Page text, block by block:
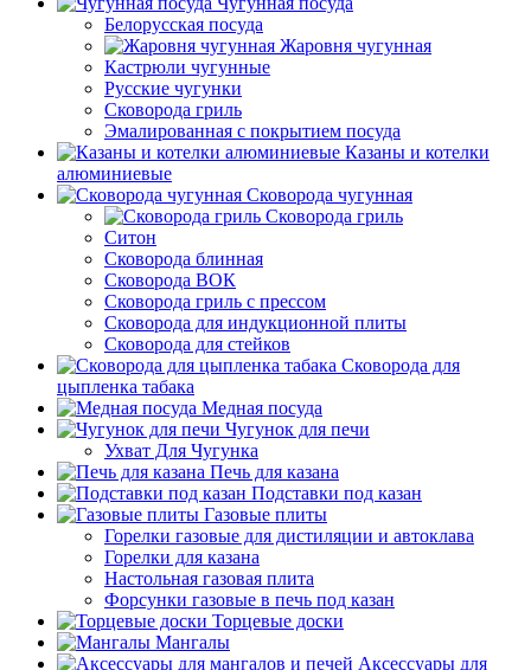
Белорусская посуда
Жаровня чугунная
Кастрюли чугунные
Русские чугунки
Сковорода гриль
Эмалированная с покрытием посуда
Казаны и котелки
алюминиевые
Сковорода чугунная
Сковорода гриль
Ситон
Сковорода блинная
Сковорода ВОК
Сковорода гриль с прессом
Сковорода для индукционной плиты
Сковорода для стейков
Сковорода для
цыпленка табака
Медная посуда
Чугунок для печи
Ухват Для Чугунка
Печь для казана
Подставки под казан
Газовые плиты
Горелки газовые для дистиляции и автоклава
Горелки для казана
Настольная газовая плита
Форсунки газовые в печь под казан
Торцевые доски
Мангалы
Аксессуары для